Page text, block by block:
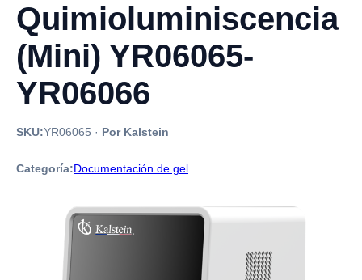
Quimioluminiscencia
(Mini) YR06065-
YR06066
SKU:YR06065 · Por Kalstein
Categoría:Documentación de gel